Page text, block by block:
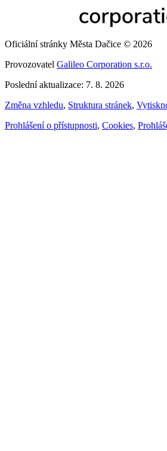
Oficiální stránky Města Dačice © 2026
Provozovatel Galileo Corporation s.r.o.
Poslední aktualizace: 7. 8. 2026
Změna vzhledu, Struktura stránek,
Prohlášení o přístupnosti, Cookies,